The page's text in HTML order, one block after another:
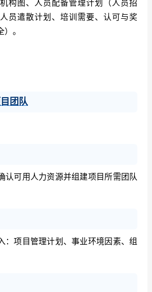
构图、人员配备管理计划（人员招
员遣散计划、培训需要、认可与奖
。
团队
认可用人力资源并组建项目所需团队
：项目管理计划、事业环境因素、组